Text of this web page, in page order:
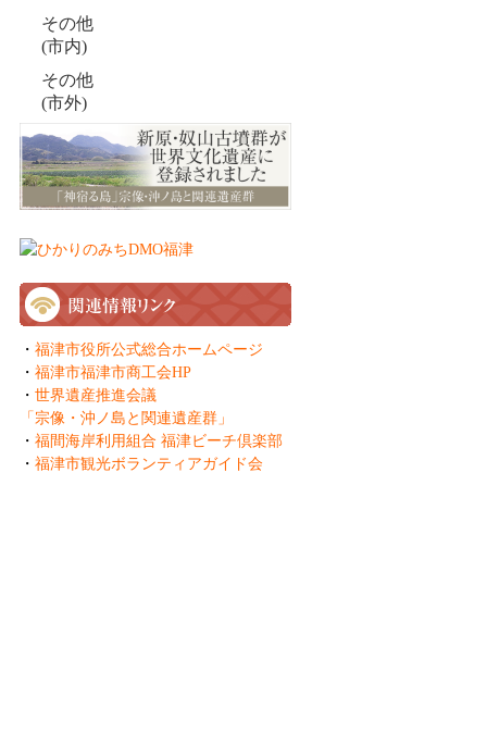
その他
(市内)
その他
(市外)
・ 福津市役所公式総合ホームページ
・ 福津市福津市商工会HP
・ 世界遺産推進会議
「宗像・沖ノ島と関連遺産群」
・ 福間海岸利用組合 福津ビーチ倶楽部
・ 福津市観光ボランティアガイド会